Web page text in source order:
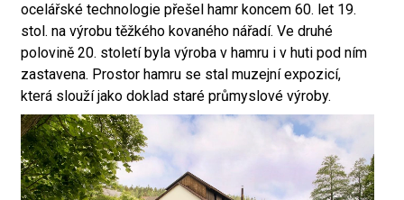
ocelářské technologie přešel hamr koncem 60. let 19.
stol. na výrobu těžkého kovaného nářadí. Ve druhé
polovině 20. století byla výroba v hamru i v huti pod ním
zastavena. Prostor hamru se stal muzejní expozicí,
která slouží jako doklad staré průmyslové výroby.